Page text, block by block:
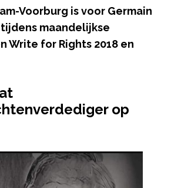
Voorburg is voor Germain
maandelijkse
Write for Rights 2018 en
op